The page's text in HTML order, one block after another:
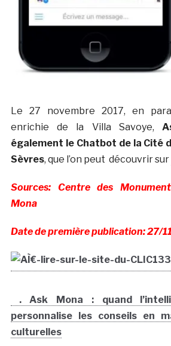
Le 27 novembre 2017, en
enrichie de la Villa Savoye,
également le Chatbot de la Cité
Sèvres, que l’on peut découvrir sur
Sources: Centre des
Mona
Date de première publication: 27/
. Ask Mona : quand
personnalise les conseils en
culturelles